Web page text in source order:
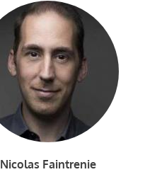
Nicolas Faintrenie